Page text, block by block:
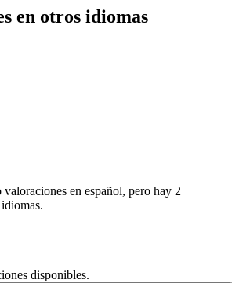
en otros idiomas
en español, pero hay 2
disponibles.